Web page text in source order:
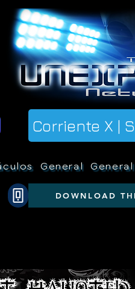
Corriente X |
General General
DOWNLOAD